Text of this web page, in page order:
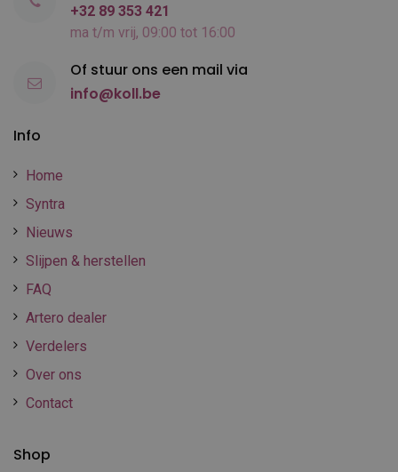
Info
Home
Syntra
Nieuws
Slijpen & herstellen
FAQ
Artero dealer
Verdelers
Over ons
Contact
Shop
+32 89 353 421
ma t/m vrij, 09:00 tot 16:00
Of stuur ons een mail via
info@koll.be